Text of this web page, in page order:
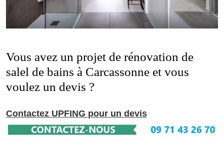
Vous avez un projet de rénovation de
salel de bains à Carcassonne et vous
voulez un devis ?
Contactez UPFING pour un devis